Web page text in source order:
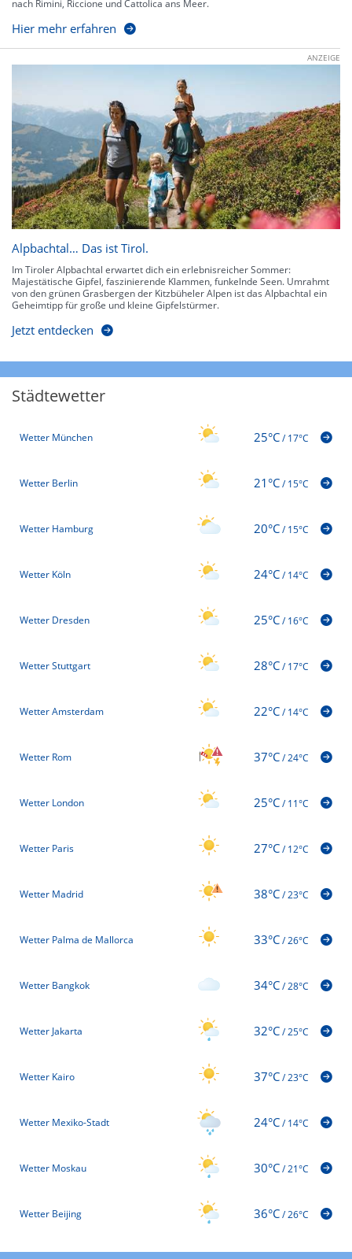
nach Rimini, Riccione und Cattolica ans Meer.
Hier mehr erfahren
ANZEIGE
Alpbachtal… Das ist Tirol.
Im Tiroler Alpbachtal erwartet dich ein erlebnisreicher Sommer:
Majestätische Gipfel, faszinierende Klammen, funkelnde Seen. Umrahmt
von den grünen Grasbergen der Kitzbüheler Alpen ist das Alpbachtal ein
Geheimtipp für große und kleine Gipfelstürmer.
Jetzt entdecken
Städtewetter
Wetter München 25°C/17°C
Wetter Berlin 21°C/15°C
Wetter Hamburg 20°C/15°C
Wetter Köln 24°C/14°C
Wetter Dresden 25°C/16°C
Wetter Stuttgart 28°C/17°C
Wetter Amsterdam 22°C/14°C
Wetter Rom 37°C/24°C
Wetter London 25°C/11°C
Wetter Paris 27°C/12°C
Wetter Madrid 38°C/23°C
Wetter Palma de Mallorca 33°C/26°C
Wetter Bangkok 34°C/28°C
Wetter Jakarta 32°C/25°C
Wetter Kairo 37°C/23°C
Wetter Mexiko-Stadt 24°C/14°C
Wetter Moskau 30°C/21°C
Wetter Beijing 36°C/26°C